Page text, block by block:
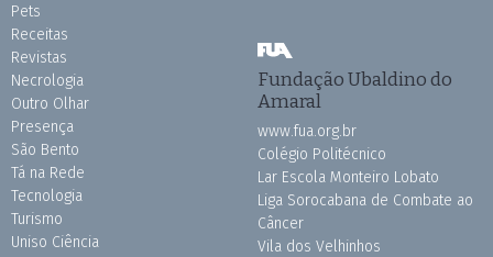
Pets
Receitas
Revistas
Necrologia
Outro Olhar
Presença
São Bento
Tá na Rede
Tecnologia
Turismo
Uniso Ciência
Fundação Ubaldino do
Amaral
www.fua.org.br
Colégio Politécnico
Lar Escola Monteiro Lobato
Liga Sorocabana de Combate ao
Câncer
Vila dos Velhinhos